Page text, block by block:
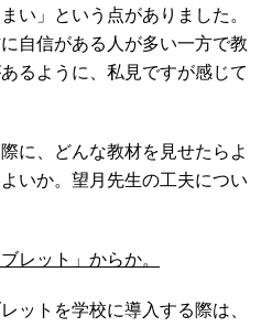
い」という点がありました。
自信がある人が多い一方で教
るように、私見ですが感じて
に、どんな教材を見せたらよ
いか。望月先生の工夫につい
レット」からか。
ットを学校に導入する際は、